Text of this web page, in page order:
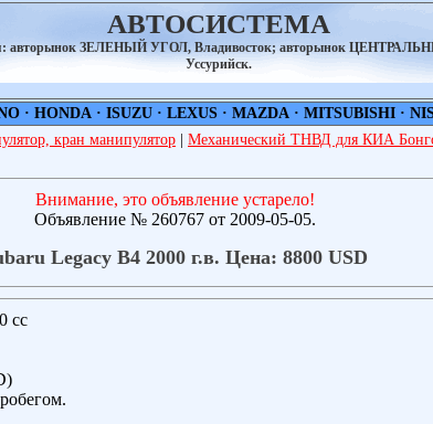
АВТОСИСТЕМА
авторынок ЗЕЛЕНЫЙ УГОЛ, Владивосток; авторынок
Уссурийск.
· HONDA· ISUZU· LEXUS· MAZDA· MITSUBISHI·
кран манипулятор Механический ТНВД для КИА
Внимание, это объявление устарело!
Объявление № 260767 от 2009-05-05.
Legacy B4 2000 г.в. Цена: 8800 USD
сс